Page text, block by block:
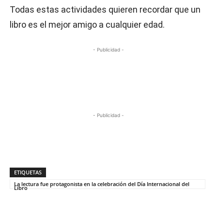
Todas estas actividades quieren recordar que un
libro es el mejor amigo a cualquier edad.
- Publicidad -
- Publicidad -
ETIQUETAS
La lectura fue protagonista en la celebración del Día Internacional del
Libro